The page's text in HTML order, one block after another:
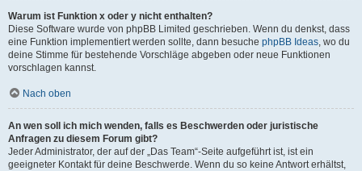
Warum ist Funktion x oder y nicht enthalten?
Diese Software wurde von phpBB Limited geschrieben. Wenn du denkst, dass
eine Funktion implementiert werden sollte, dann besuche phpBB Ideas, wo du
deine Stimme für bestehende Vorschläge abgeben oder neue Funktionen
vorschlagen kannst.
Nach oben
An wen soll ich mich wenden, falls es Beschwerden oder juristische
Anfragen zu diesem Forum gibt?
Jeder Administrator, der auf der „Das Team“-Seite aufgeführt ist, ist ein
geeigneter Kontakt für deine Beschwerde. Wenn du so keine Antwort erhältst,